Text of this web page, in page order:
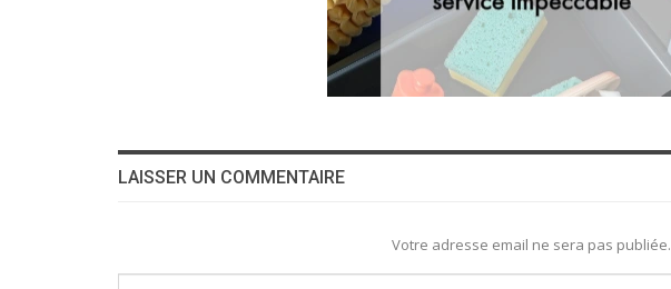
LAISSER UN COMMENTAIRE
Votre adresse email ne sera pas publiée.